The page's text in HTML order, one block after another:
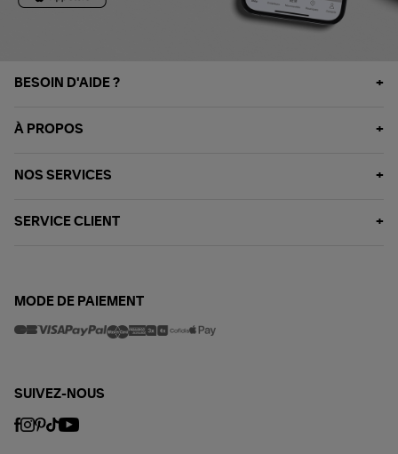
BESOIN D'AIDE ?
À PROPOS
NOS SERVICES
SERVICE CLIENT
MODE DE PAIEMENT
SUIVEZ-NOUS